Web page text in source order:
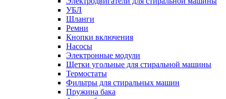
УБЛ
Шланги
Ремни
Кнопки включения
Насосы
Электронные модули
Щетки угольные для стиральной машины
Термостаты
Фильтры для стиральных машин
Пружина бака